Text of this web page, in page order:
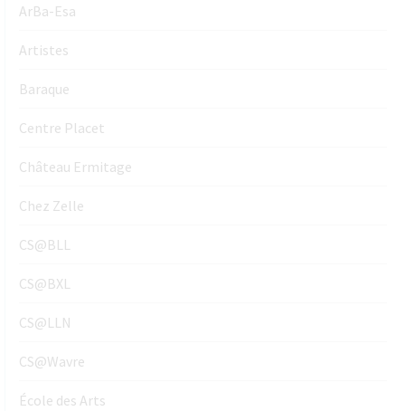
ArBa-Esa
Artistes
Baraque
Centre Placet
Château Ermitage
Chez Zelle
CS@BLL
CS@BXL
CS@LLN
CS@Wavre
École des Arts